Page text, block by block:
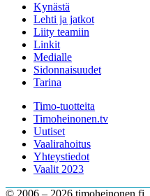
Kynästä
Lehti ja jatkot
Liity teamiin
Linkit
Medialle
Sidonnaisuudet
Tarina
Timo-tuotteita
Timoheinonen.tv
Uutiset
Vaalirahoitus
Yhteystiedot
Vaalit 2023